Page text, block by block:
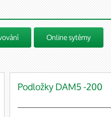
Online sytémy
Podložky DAM5 -200